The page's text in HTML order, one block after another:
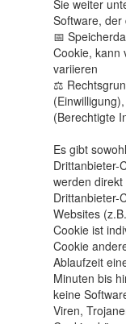
Sie weiter
Software, der
📅
Cookie, kann
variieren
⚖️
(Berechtigte
Es gibt
Drittanbieter-
werden
Drittanbieter-
Websites
Cookie ist
Cookie
Ablaufzeit
Minuten bis
keine
Viren,